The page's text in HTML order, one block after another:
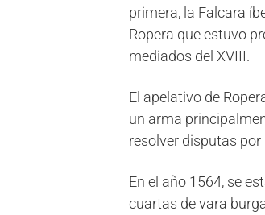
primera, la Falcara
Ropera que estuvo
mediados del XVIII.
El apelativo de
un arma
resolver disputas por
En el año 1564, se
cuartas de vara